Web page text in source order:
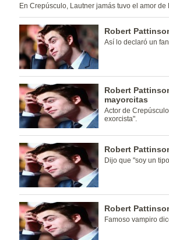
En Crepúsculo, Lautner jamás tuvo el amor de
Robert
Así lo declaró un
Robert
mayorcitas
Actor de
exorcista".
Robert
Dijo que "soy un
Robert
Famoso vampiro